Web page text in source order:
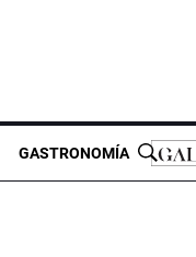
GASTRONOMÍA